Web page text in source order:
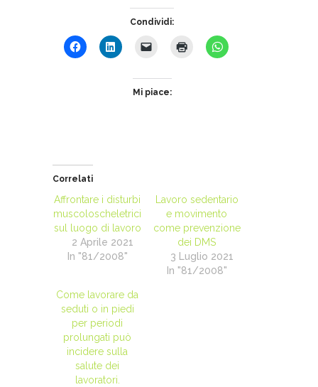
Condividi:
Mi piace:
Correlati
Affrontare i disturbi
muscoloscheletrici
sul luogo di lavoro
2 Aprile 2021
In "81/2008"
Lavoro sedentario
e movimento
come prevenzione
dei DMS
3 Luglio 2021
In "81/2008"
Come lavorare da
seduti o in piedi
per periodi
prolungati può
incidere sulla
salute dei
lavoratori.